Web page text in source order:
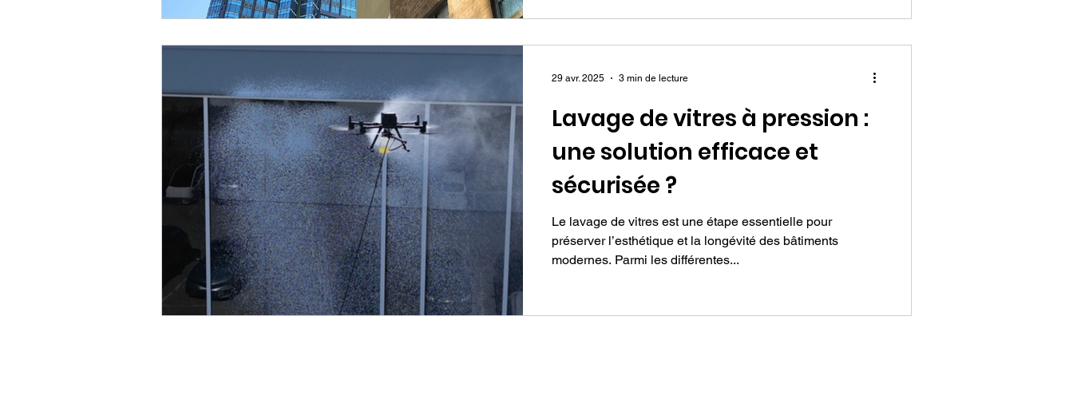
Lavage de vitres à pression :
une solution efficace et
sécurisée ?
Le lavage de vitres est une étape essentielle pour
préserver l’esthétique et la longévité des bâtiments
modernes. Parmi les différentes...
29 avr. 2025 3 min de lecture